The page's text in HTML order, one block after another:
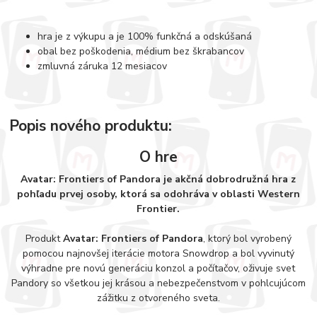
hra je z výkupu a je 100% funkčná a odskúšaná
obal bez poškodenia, médium bez škrabancov
zmluvná záruka 12 mesiacov
Popis nového produktu:
O hre
Avatar: Frontiers of Pandora je akčná dobrodružná hra z
pohľadu prvej osoby, ktorá sa odohráva v oblasti Western
Frontier.
ProduktAvatar: Frontiers of Pandora, ktorý bol vyrobený
pomocou najnovšej iterácie motora Snowdrop a bol vyvinutý
výhradne pre novú generáciu konzol a počítačov, oživuje svet
Pandory so všetkou jej krásou a nebezpečenstvom v pohlcujúcom
zážitku z otvoreného sveta.